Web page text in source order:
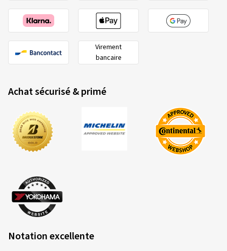
Virement
bancaire
Achat sécurisé & primé
Notation excellente